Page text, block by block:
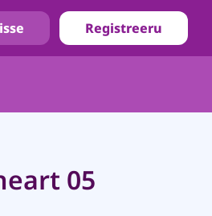
Registreeru
05